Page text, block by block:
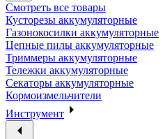
Смотреть все товары
Кусторезы аккумуляторные
Газонокосилки аккумуляторные
Цепные пилы аккумуляторные
Триммеры аккумуляторные
Тележки аккумуляторные
Секаторы аккумуляторные
Кормоизмельчители
Инструмент